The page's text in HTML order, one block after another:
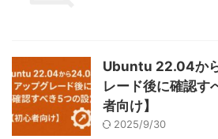
Ubuntu 22.04か
レード後に確認す
者向け】
2025/9/30